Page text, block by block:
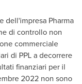
dell'impresa Pharma
di controllo non
commerciale
di PPL a decorrere
finanziari per il
2022 non sono